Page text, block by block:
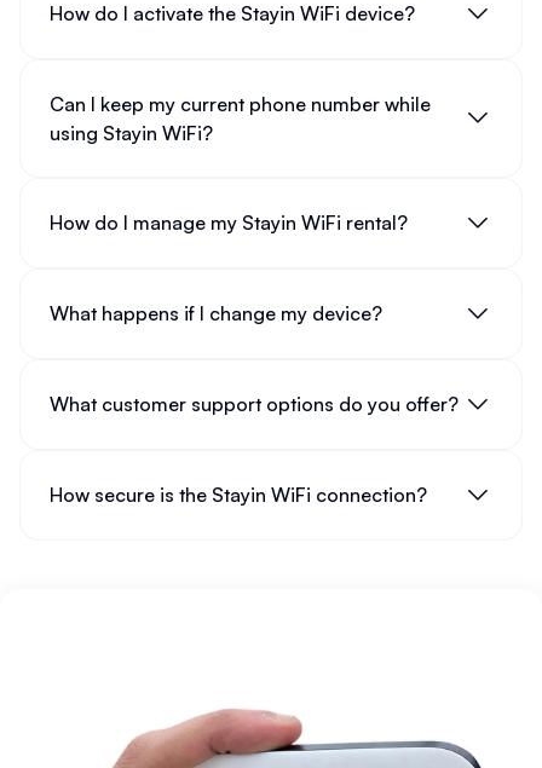
How do I activate the Stayin WiFi device?
Can I keep my current phone number while
using Stayin WiFi?
How do I manage my Stayin WiFi rental?
What happens if I change my device?
What customer support options do you offer?
How secure is the Stayin WiFi connection?